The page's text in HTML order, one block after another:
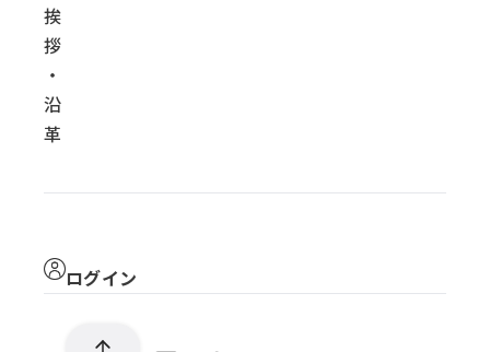
挨
拶
・
沿
革
ログイン